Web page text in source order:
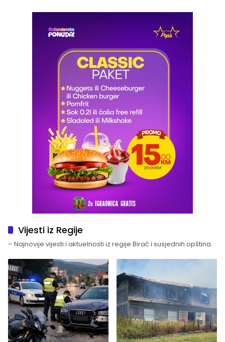
Vijesti iz Regije
– Najnovije vijesti i aktuelnosti iz regije Birač i susjednih opština.